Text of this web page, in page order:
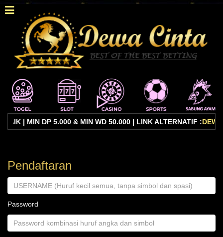
| MIN DP 5.000 & MIN WD 50.000 | LINK ALTERNATIF :
Pendaftaran
Password